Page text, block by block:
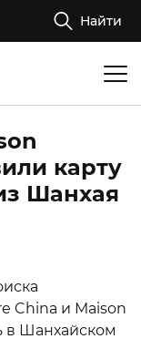
Найти
карту
Шанхая
China и Maison
в Шанхайском